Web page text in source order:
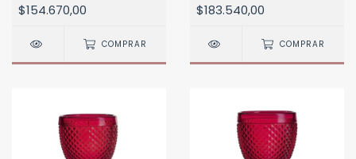
$154.670,00
COMPRAR
$183.540,00
COMPRAR